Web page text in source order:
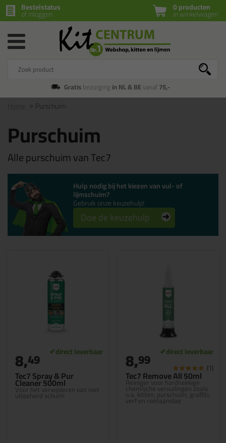
0 producten
in winkelwagen
Bestelstatus
of inloggen
Gratisbezorging in NL & BEvanaf75,-
Purschuim
Purschuim
Alle purschuim van Tec7
Hulp nodig bij het kiezen van vul- of
lijmschuim?
Gebruik onze keuzehulp!
Doe de keuzehulp
Tec7 Spray & Pur
Cleaner 500ml
Voor het verwijderen van niet
uitgehard schuim
8,49
Tec7 Remove All 50ml
Reiniger voor hardnekkige
chemische vervuilingen zoals
o.a. kitten, purschuim, graffiti,
verf en roetaanslag
8,99 (1)